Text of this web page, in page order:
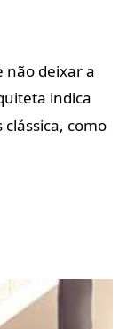
não deixar a
indica
como